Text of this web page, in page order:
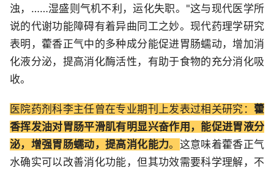
浊，……湿盛则气机不利，运化失职。"这与现代医学所
说的代谢功能障碍有着异曲同工之妙。现代药理学研究
表明，藿香正气中的多种成分能促进胃肠蠕动，增加消
化液分泌，提高消化酶活性，有助于食物的充分消化吸
收。
医院药剂科李主任曾在专业期刊上发表过相关研究： 藿
香挥发油对胃肠平滑肌有明显兴奋作用，能促进胃液分
泌，增强胃肠蠕动，提高消化能力。 这意味着藿香正气
水确实可以改善消化功能，但其功效需要科学理解，不